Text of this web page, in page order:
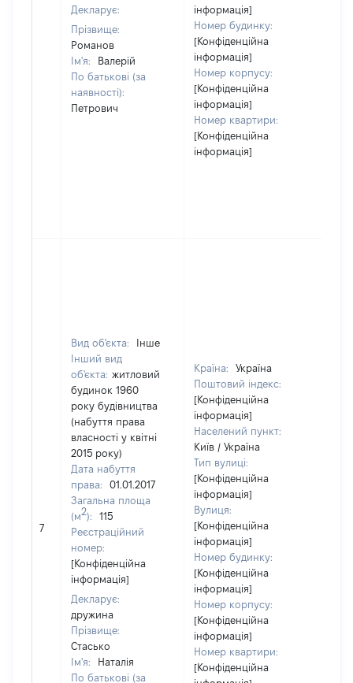
Декларує:
Прізвище:
Романов
Ім'я:
Валерій
По батькові (за
наявності):
Петрович
інформація]
Номер будинку:
[Конфіденційна
інформація]
Номер корпусу:
[Конфіденційна
інформація]
Номер квартири:
[Конфіденційна
інформація]
7
Вид об'єкта:
Інше
Інший вид
об'єкта: житловий
будинок 1960
року будівництва
(набуття права
власності у квітні
2015 року)
Дата набуття
права:
01.01.2017
Загальна площа
(м2):
115
Реєстраційний
номер:
[Конфіденційна
інформація]
Декларує:
дружина
Прізвище:
Стасько
Ім'я:
Наталія
По батькові (за
Країна:
Україна
Поштовий індекс:
[Конфіденційна
інформація]
Населений пункт:
Київ / Україна
Тип вулиці:
[Конфіденційна
інформація]
Вулиця:
[Конфіденційна
інформація]
Номер будинку:
[Конфіденційна
інформація]
Номер корпусу:
[Конфіденційна
інформація]
Номер квартири:
[Конфіденційна